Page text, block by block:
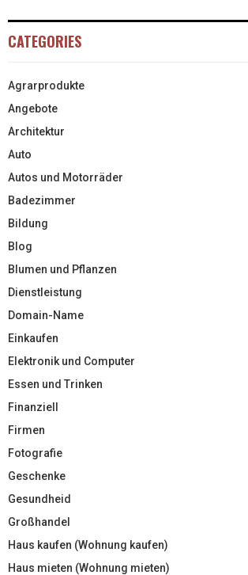
CATEGORIES
Agrarprodukte
Angebote
Architektur
Auto
Autos und Motorräder
Badezimmer
Bildung
Blog
Blumen und Pflanzen
Dienstleistung
Domain-Name
Einkaufen
Elektronik und Computer
Essen und Trinken
Finanziell
Firmen
Fotografie
Geschenke
Gesundheid
Großhandel
Haus kaufen (Wohnung kaufen)
Haus mieten (Wohnung mieten)